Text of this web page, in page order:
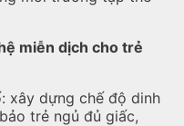
miễn dịch cho trẻ
xây dựng chế độ dinh
trẻ ngủ đủ giấc,